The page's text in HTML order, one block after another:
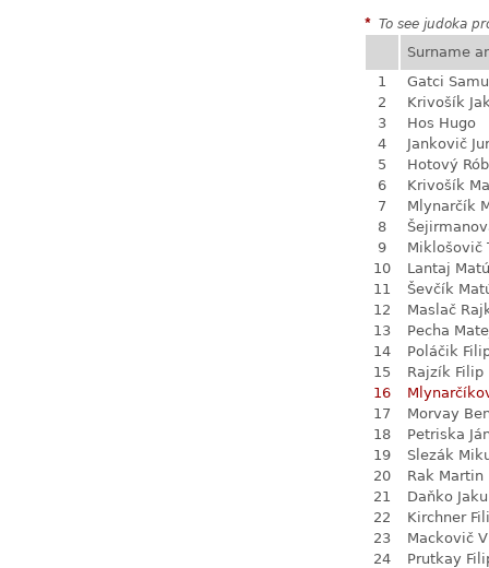
* To see judoka
Surname
1
Gatci
2
Krivošík
3
Hos Hugo
4
Jankovič
5
Hotový
6
Krivošík
7
Mlynarčík
8
9
Miklošovič
10
Lantaj
11
Ševčík
12
Maslač
13
Pecha
14
Poláčik
15
Rajzík Filip
16
17
Morvay
18
Petriska
19
Slezák
20
Rak Martin
21
Daňko
22
Kirchner
23
Mackovič
24
Prutkay